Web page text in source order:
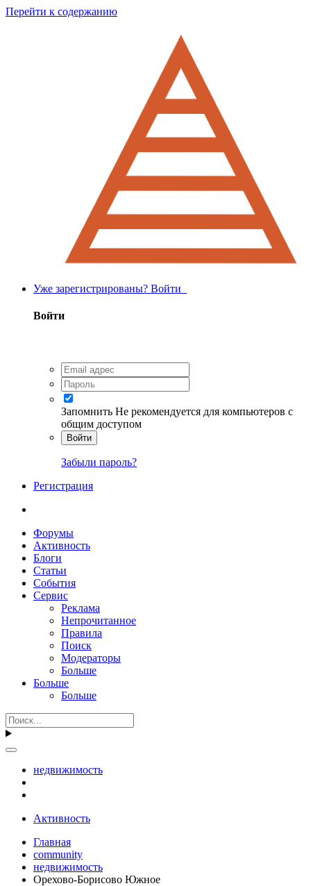
Перейти к содержанию
Уже зарегистрированы? Войти
Войти
Запомнить Не рекомендуется для компьютеров с
общим доступом
Войти
Забыли пароль?
Регистрация
Форумы
Активность
Блоги
Статьи
События
Сервис
Реклама
Непрочитанное
Правила
Поиск
Модераторы
Больше
Больше
Больше
недвижимость
Активность
Главная
community
недвижимость
Орехово-Борисово Южное